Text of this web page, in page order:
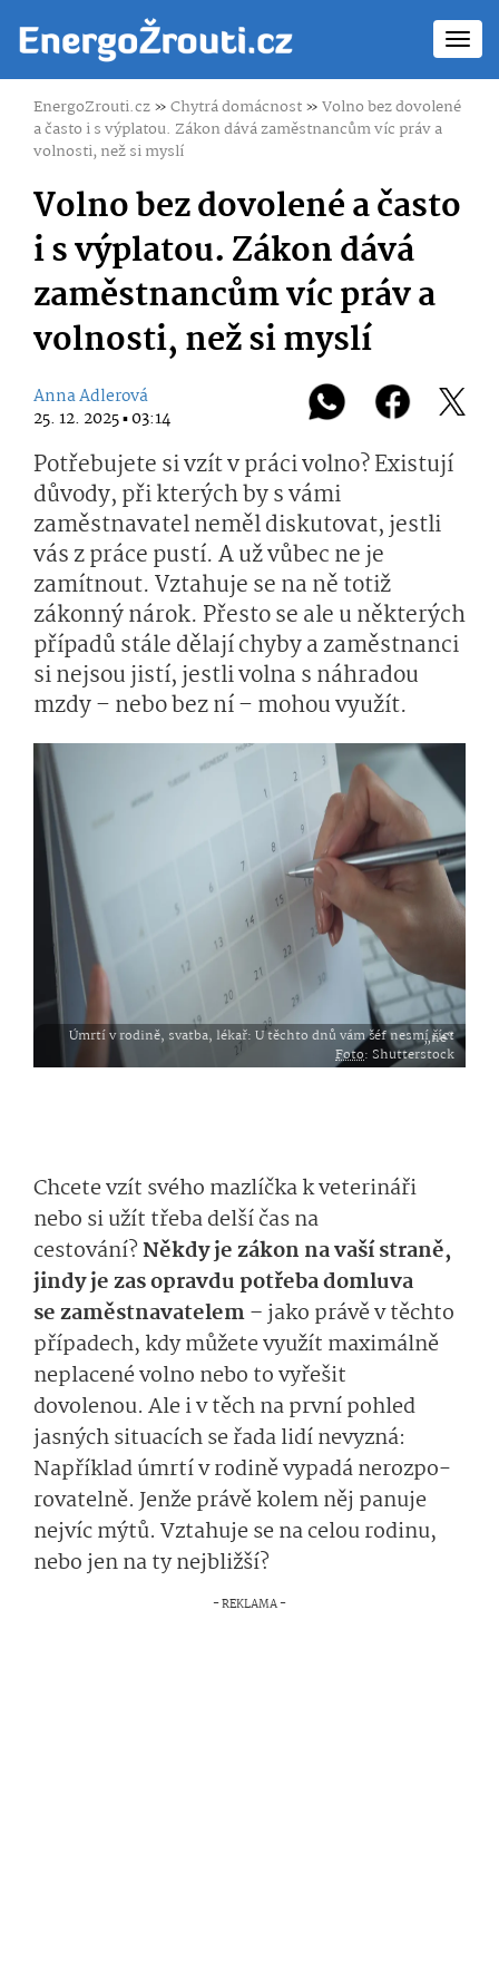
EnergoZrouti.cz»Chytrá domácnost»Volno bez dovolené
a často i s výplatou. Zákon dává zaměstnancům víc práv a
volnosti, než si myslí
Volno bez dovolené a často
i s výplatou. Zákon dává
zaměstnancům víc práv a
volnosti, než si myslí
Anna Adlerová
25. 12. 2025 ▪ 03:14
Potřebujete si vzít v práci volno? Existují
důvody, při kterých by s vámi
zaměstnavatel neměl diskutovat, jestli
vás z práce pustí. A už vůbec ne je
zamítnout. Vztahuje se na ně totiž
zákonný nárok. Přesto se ale u některých
případů stále dělají chyby a zaměstnanci
si nejsou jistí, jestli volna s náhradou
mzdy – nebo bez ní – mohou využít.
Úmrtí v rodině, svatba, lékař: U těchto dnů vám šéf nesmí říct „ne“
Foto: Shutterstock
Chcete vzít svého mazlíčka k veterináři
nebo siužít třeba delší časna
cestování?Někdy jezákon na vaší straně,
jindy je zas opravdu potřebadomluva
sezaměstnava­telem– jako právě v těchto
případech, kdy můžetevyužít maximálně
neplacené volno nebo to vyřešit
dovolenou. Ale i v těch na první pohled
jasných situacíchse řada lidí nevyzná:
Například úmrtí v rodině vypadánerozpo­
rovatelně. Jen­žeprávě kolem něj panuje
nejvíc mýtů. Vztahuje se na celou rodinu,
nebo jen natynejbliž­ší?